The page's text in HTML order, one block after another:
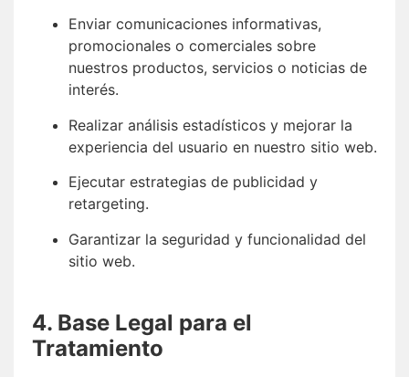
Enviar comunicaciones informativas,
promocionales o comerciales sobre
nuestros productos, servicios o noticias de
interés.
Realizar análisis estadísticos y mejorar la
experiencia del usuario en nuestro sitio web.
Ejecutar estrategias de publicidad y
retargeting.
Garantizar la seguridad y funcionalidad del
sitio web.
4. Base Legal para el
Tratamiento